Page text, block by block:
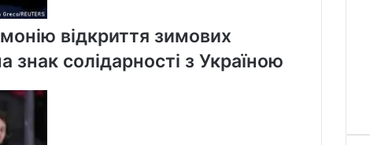
відкриття зимових
знак солідарності з Україною